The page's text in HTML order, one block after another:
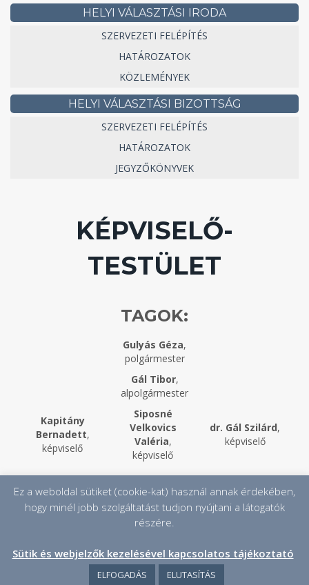
HELYI VÁLASZTÁSI IRODA
SZERVEZETI FELÉPÍTÉS
HATÁROZATOK
KÖZLEMÉNYEK
HELYI VÁLASZTÁSI BIZOTTSÁG
SZERVEZETI FELÉPÍTÉS
HATÁROZATOK
JEGYZŐKÖNYVEK
KÉPVISELŐ-
TESTÜLET
TAGOK:
Gulyás Géza,
polgármester
Gál Tibor,
alpolgármester
Kapitány
Bernadett,
képviselő
Siposné
Velkovics
Valéria,
képviselő
dr. Gál Szilárd,
képviselő
Minden jog fenntartva ©
Mohora Község Önkormányzata,
Készítette: TBWeb
Ez a weboldal sütiket (cookie-kat) használ annak érdekében,
hogy minél jobb szolgáltatást tudjon nyújtani a látogatók
részére.
Sütik és webjelzők kezelésével kapcsolatos tájékoztató
ELFOGADÁS ELUTASÍTÁS